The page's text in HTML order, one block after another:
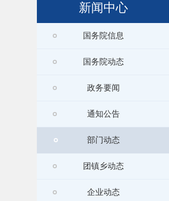
新闻中心
国务院信息
国务院动态
政务要闻
通知公告
部门动态
团镇乡动态
企业动态